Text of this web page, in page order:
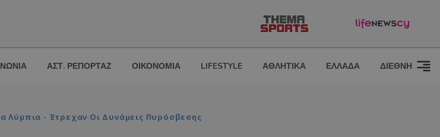
ΑΣΤ. ΡΕΠΟΡΤΑΖ ΟΙΚΟΝΟΜΙΑ LIFESTYLE ΑΘΛΗΤΙΚΑ ΕΛΛΑΔΑ ΔΙΕΘΝΗ
- Έτρεχαν Οι Δυνάμεις Πυρόσβεσης